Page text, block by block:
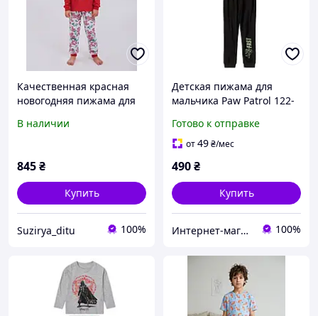
Качественная красная
новогодняя пижама для
122,128,134
В наличии
845₴
Купить
Suzirya_ditu 100%
Детская пижама для
мальчика Paw Patrol 122-
Готово к отправке
от49₴/мес
490₴
Купить
Интернет-магазин "Детки" 100%